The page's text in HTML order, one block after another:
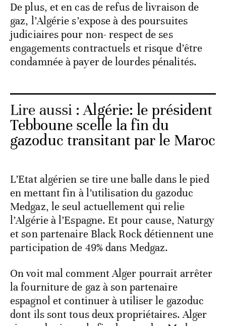
De plus, et en cas de refus de livraison de
gaz, l’Algérie s’expose à des poursuites
judiciaires pour non- respect de ses
engagements contractuels et risque d’être
condamnée à payer de lourdes pénalités.
Lire aussi :Algérie: le président
Tebboune scelle la fin du
gazoduc transitant par le Maroc
L’Etat algérien se tire une balle dans le pied
en mettant fin à l’utilisation du gazoduc
Medgaz, le seul actuellement qui relie
l’Algérie à l’Espagne. Et pour cause, Naturgy
et son partenaire Black Rock détiennent une
participation de 49% dans Medgaz.
On voit mal comment Alger pourrait arrêter
la fourniture de gaz à son partenaire
espagnol et continuer à utiliser le gazoduc
dont ils sont tous deux propriétaires. Alger